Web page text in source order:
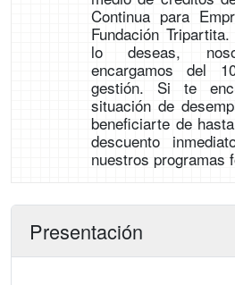
Continua para
Fundación
lo deseas,
encargamos del
gestión. Si te
situación de
beneficiarte de
descuento
nuestros programas
Presentación